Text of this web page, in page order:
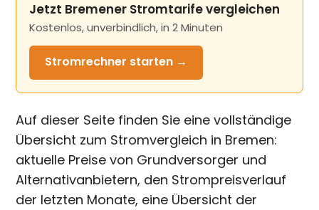
Jetzt Bremener Stromtarife vergleichen
Kostenlos, unverbindlich, in 2 Minuten
Stromrechner starten →
Auf dieser Seite finden Sie eine vollständige
Übersicht zum Stromvergleich in Bremen:
aktuelle Preise von Grundversorger und
Alternativanbietern, den Strompreisverlauf
der letzten Monate, eine Übersicht der